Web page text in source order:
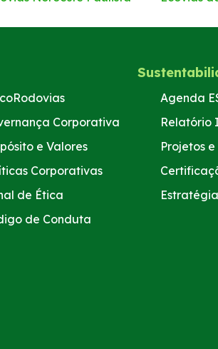
Corporativa
e Valores
Corporativas
de Ética
de Conduta
Agenda
Relatório
Projetos